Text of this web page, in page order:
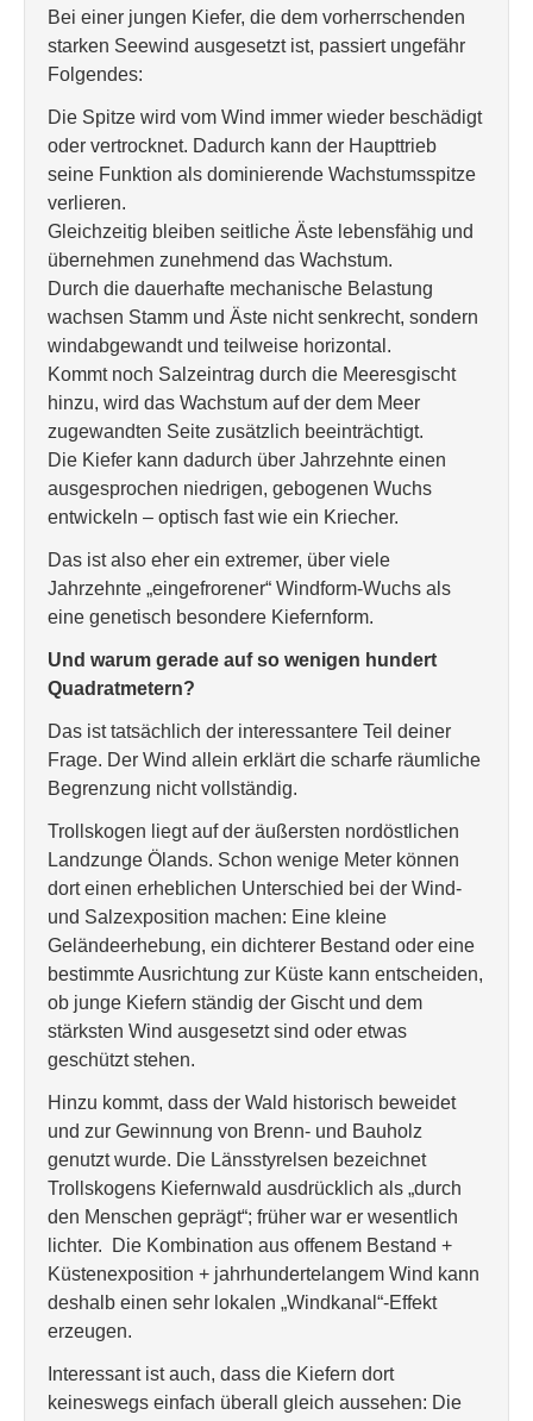
Bei einer jungen Kiefer, die dem vorherrschenden
starken Seewind ausgesetzt ist, passiert ungefähr
Folgendes:
Die Spitze wird vom Wind immer wieder beschädigt
oder vertrocknet. Dadurch kann der Haupttrieb
seine Funktion als dominierende Wachstumsspitze
verlieren.
Gleichzeitig bleiben seitliche Äste lebensfähig und
übernehmen zunehmend das Wachstum.
Durch die dauerhafte mechanische Belastung
wachsen Stamm und Äste nicht senkrecht, sondern
windabgewandt und teilweise horizontal.
Kommt noch Salzeintrag durch die Meeresgischt
hinzu, wird das Wachstum auf der dem Meer
zugewandten Seite zusätzlich beeinträchtigt.
Die Kiefer kann dadurch über Jahrzehnte einen
ausgesprochen niedrigen, gebogenen Wuchs
entwickeln – optisch fast wie ein Kriecher.
Das ist also eher ein extremer, über viele
Jahrzehnte „eingefrorener“ Windform-Wuchs als
eine genetisch besondere Kiefernform.
Und warum gerade auf so wenigen hundert
Quadratmetern?
Das ist tatsächlich der interessantere Teil deiner
Frage. Der Wind allein erklärt die scharfe räumliche
Begrenzung nicht vollständig.
Trollskogen liegt auf der äußersten nordöstlichen
Landzunge Ölands. Schon wenige Meter können
dort einen erheblichen Unterschied bei der Wind-
und Salzexposition machen: Eine kleine
Geländeerhebung, ein dichterer Bestand oder eine
bestimmte Ausrichtung zur Küste kann entscheiden,
ob junge Kiefern ständig der Gischt und dem
stärksten Wind ausgesetzt sind oder etwas
geschützt stehen.
Hinzu kommt, dass der Wald historisch beweidet
und zur Gewinnung von Brenn- und Bauholz
genutzt wurde. Die Länsstyrelsen bezeichnet
Trollskogens Kiefernwald ausdrücklich als „durch
den Menschen geprägt“; früher war er wesentlich
lichter. Die Kombination aus offenem Bestand +
Küstenexposition + jahrhundertelangem Wind kann
deshalb einen sehr lokalen „Windkanal“-Effekt
erzeugen.
Interessant ist auch, dass die Kiefern dort
keineswegs einfach überall gleich aussehen: Die